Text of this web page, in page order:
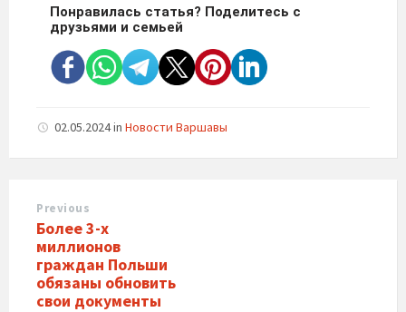
Понравилась статья? Поделитесь с
друзьями и семьей
02.05.2024in Новости Варшавы
Previous
Более 3-х
миллионов
граждан Польши
обязаны обновить
свои документы